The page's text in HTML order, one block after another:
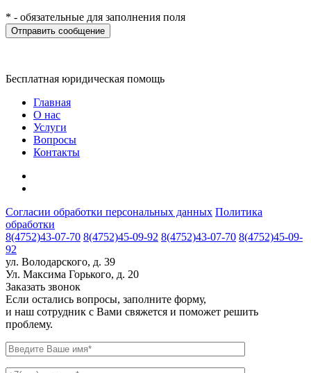
* - обязательные для заполнения поля
Бесплатная юридическая помощь
Главная
О нас
Услуги
Вопросы
Контакты
Cогласии обработки персональных данных Политика
обработки
8(4752)43-07-70 8(4752)45-09-92 8(4752)43-07-70 8(4752)45-09-
92
ул. Володарского, д. 39
Ул. Максима Горького, д. 20
Заказать звонок
Если остались вопросы, заполните форму,
и наш сотрудник с Вами свяжется и поможет решить
проблему.